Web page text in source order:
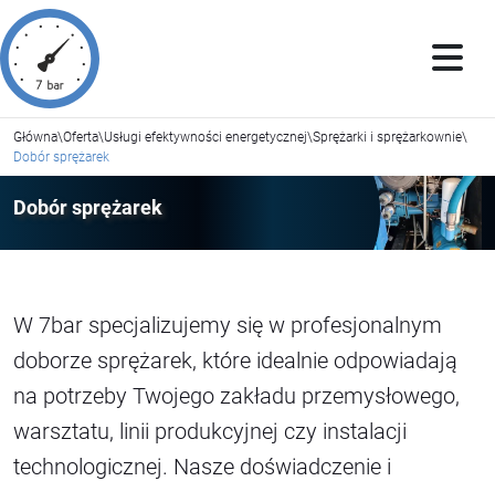
Główna\Oferta\Usługi efektywności energetycznej\Sprężarki i sprężarkownie\
Dobór sprężarek
Dobór sprężarek
W 7bar specjalizujemy się w profesjonalnym
doborze sprężarek, które idealnie odpowiadają
na potrzeby Twojego zakładu przemysłowego,
warsztatu, linii produkcyjnej czy instalacji
technologicznej. Nasze doświadczenie i